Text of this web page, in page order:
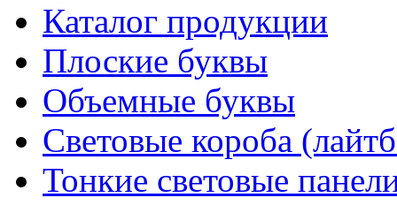
Каталог продукции
Плоские буквы
Объемные буквы
Световые короба
Тонкие световые